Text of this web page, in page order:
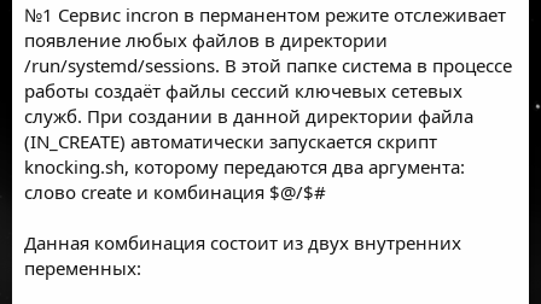
№1 Сервис incron в перманентом режите отслеживает
появление любых файлов в директории
/run/systemd/sessions. В этой папке система в процессе
работы создаёт файлы сессий ключевых сетевых
служб. При создании в данной директории файла
(IN_CREATE) автоматически запускается скрипт
knocking.sh, которому передаются два аргумента:
слово create и комбинация $@/$#
Данная комбинация состоит из двух внутренних
переменных: